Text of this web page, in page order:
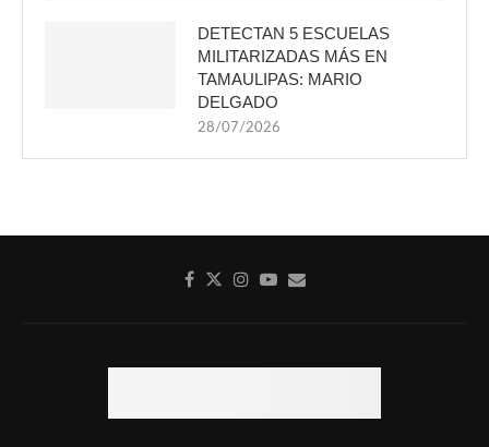
DETECTAN 5 ESCUELAS
MILITARIZADAS MÁS EN
TAMAULIPAS: MARIO
DELGADO
28/07/2026